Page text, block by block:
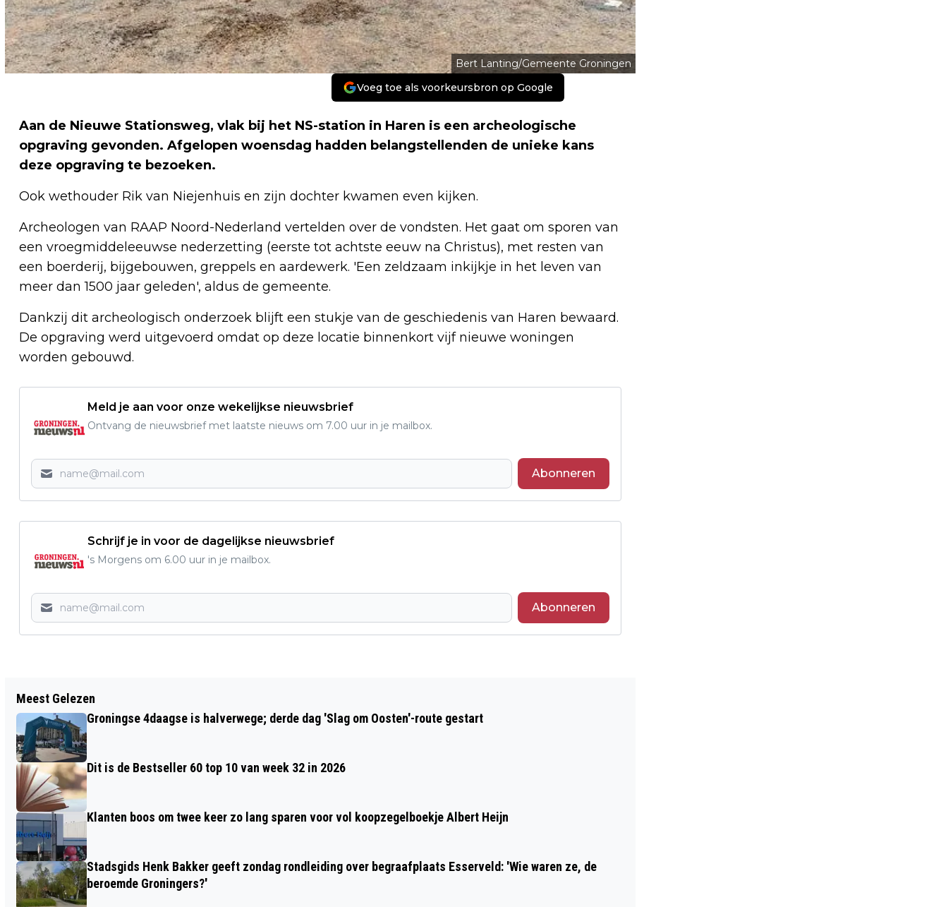
Bert Lanting/Gemeente Groningen
Voeg toe als voorkeursbron op Google
Aan de Nieuwe Stationsweg, vlak bij het NS-station in Haren is een archeologische
opgraving gevonden. Afgelopen woensdag hadden belangstellenden de unieke kans
deze opgraving te bezoeken.
Ook wethouder Rik van Niejenhuis en zijn dochter kwamen even kijken.
Archeologen van RAAP Noord-Nederland vertelden over de vondsten. Het gaat om sporen van
een vroegmiddeleeuwse nederzetting (eerste tot achtste eeuw na Christus), met resten van
een boerderij, bijgebouwen, greppels en aardewerk. 'Een zeldzaam inkijkje in het leven van
meer dan 1500 jaar geleden', aldus de gemeente.
Dankzij dit archeologisch onderzoek blijft een stukje van de geschiedenis van Haren bewaard.
De opgraving werd uitgevoerd omdat op deze locatie binnenkort vijf nieuwe woningen
worden gebouwd.
Meld je aan voor onze wekelijkse nieuwsbrief
Ontvang de nieuwsbrief met laatste nieuws om 7.00 uur in je mailbox.
Abonneren
Schrijf je in voor de dagelijkse nieuwsbrief
's Morgens om 6.00 uur in je mailbox.
Abonneren
BUIIG ZOMERWEER KOMENDE WEEK
KOMENDE WEKEN
Meest Gelezen
Groningse 4daagse is halverwege; derde dag 'Slag om Oosten'-route gestart
Dit is de Bestseller 60 top 10 van week 32 in 2026
Klanten boos om twee keer zo lang sparen voor vol koopzegelboekje Albert Heijn
Stadsgids Henk Bakker geeft zondag rondleiding over begraafplaats Esserveld: 'Wie waren ze, de
beroemde Groningers?'